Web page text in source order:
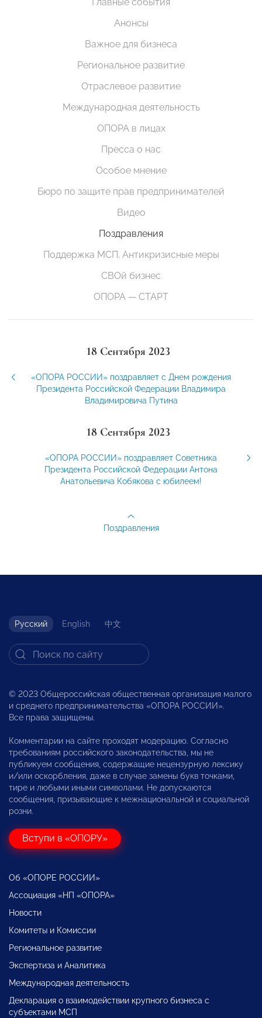
Анонсы
Важное для бизнеса
Региональное развитие
Отраслевое развитие
Международная деятельность
ОПОРА в лицах
Пресса о нас
Особое мнение
Бюро по защите прав предпринимателей
Видео
Поздравления
Поддержка МСП. Антикризисные меры
СВОй бизнес
ОПОРА — СТАРТ
18 Сентября 2023
«ОПОРА РОССИИ» поздравляет с Днем рождения
Президента Российской Федерации Владимира
Владимировича Путина
18 Сентября 2023
«ОПОРА РОССИИ» поздравляет Советника
Президента Российской Федерации Антона
Анатольевича Кобякова с юбилеем!
Поздравления
Русский English 中文
© 2023 Общероссийская общественная организация малого
и среднего предпринимательства «ОПОРА РОССИИ».
Все права защищены.
Комментарии на сайте проходят модерацию. Согласно
требованиям российского законодательства, мы не
публикуем сообщения, содержащие нецензурную лексику
и/или оскорбления, даже в случае замены букв точками,
тире и любыми иными символами. Не допускаются
сообщения, призывающие к межнациональной и социальной
розни.
Вступи в «ОПОРУ»
Об «ОПОРЕ РОССИИ»
Ассоциация «НП «ОПОРА»
Новости
Комитеты и Комиссии
Региональное развитие
Экспертиза и Аналитика
Международная деятельность
Декларация о взаимодействии крупного бизнеса с
субъектами МСП